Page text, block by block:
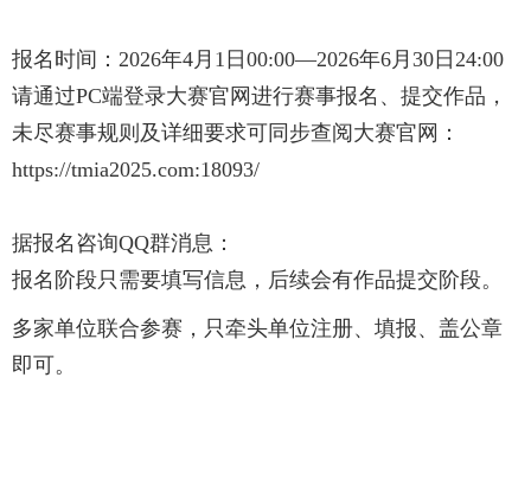
报名时间：2026年4月1日00:00—2026年6月30日24:00
请通过PC端登录大赛官网进行赛事报名、提交作品，
未尽赛事规则及详细要求可同步查阅大赛官网：
https://tmia2025.com:18093/
据报名咨询QQ群消息：
报名阶段只需要填写信息，后续会有作品提交阶段。
多家单位联合参赛，只牵头单位注册、填报、盖公章
即可。